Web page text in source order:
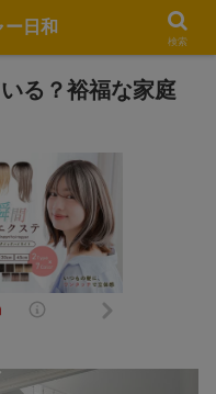
る？裕福な家庭
ー日和
検索